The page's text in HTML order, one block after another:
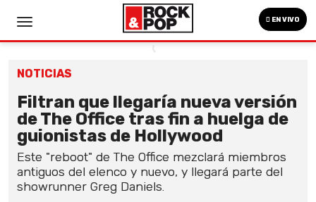
EN VIVO
NOTICIAS
Filtran que llegaría nueva versión
de The Office tras fin a huelga de
guionistas de Hollywood
Este "reboot" de The Office mezclará miembros
antiguos del elenco y nuevo, y llegará parte del
showrunner Greg Daniels.